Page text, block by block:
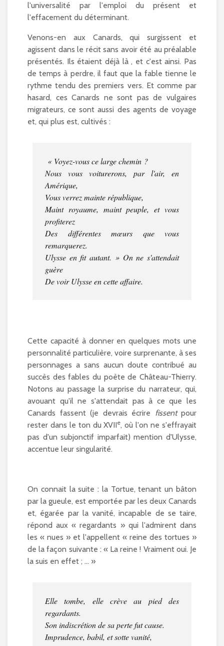
l'universalité par l'emploi du présent et
l'effacement du déterminant.
Venons-en aux Canards, qui surgissent et
agissent dans le récit sans avoir été au préalable
présentés. Ils étaient déjà là , et c'est ainsi. Pas
de temps à perdre, il faut que la fable tienne le
rythme tendu des premiers vers. Et comme par
hasard, ces Canards ne sont pas de vulgaires
migrateurs, ce sont aussi des agents de voyage
et, qui plus est, cultivés :
« Voyez-vous ce large chemin ?
Nous vous voiturerons, par l'air, en
Amérique,
Vous verrez mainte république,
Maint royaume, maint peuple, et vous
profiterez
Des différentes mœurs que vous
remarquerez.
Ulysse en fit autant. » On ne s'attendait
guère
De voir Ulysse en cette affaire.
Cette capacité à donner en quelques mots une
personnalité particulière, voire surprenante, à ses
personnages a sans aucun doute contribué au
succès des fables du poète de Château-Thierry.
Notons au passage la surprise du narrateur, qui,
avouant qu'il ne s'attendait pas à ce que les
Canards fassent (je devrais écrire
fissentpour
rester dans le ton du XVIIe, où l'on ne s'effrayait
pas d'un subjonctif imparfait) mention d'Ulysse,
accentue leur singularité.
On connait la suite : la Tortue, tenant un bâton
par la gueule, est emportée par les deux Canards
et, égarée par la vanité, incapable de se taire,
répond aux « regardants » qui l'admirent dans
les « nues » et l'appellent « reine des tortues »
de la façon suivante : « La reine ! Vraiment oui. Je
la suis en effet ; ... »
Elle tombe, elle crève au pied des
regardants.
Son indiscrétion de sa perte fut cause.
Imprudence, babil, et sotte vanité,